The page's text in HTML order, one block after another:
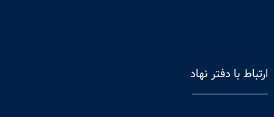
ارتباط با دفتر نهاد